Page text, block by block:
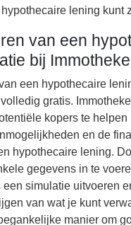
lening kunt
van een
bij
een hypothecaire
gratis.
kopers te helpen
en de
hypothecaire lening.
gegevens in te
simulatie uitvoeren
van wat je kunt
manier om